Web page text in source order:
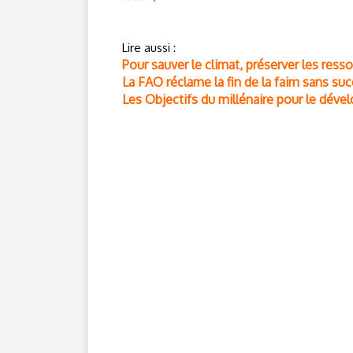
Lire aussi :
Pour sauver le climat, préserver les
La FAO réclame la fin de la faim sans
Les Objectifs du millénaire pour le